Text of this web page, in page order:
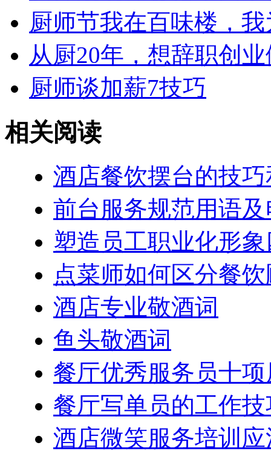
厨师节我在百味楼，
从厨20年，想辞职创
厨师谈加薪7技巧
相关阅读
酒店餐饮摆台的技
前台服务规范用语
塑造员工职业化形
点菜师如何区分餐
酒店专业敬酒词
鱼头敬酒词
餐厅优秀服务员十
餐厅写单员的工作技
酒店微笑服务培训